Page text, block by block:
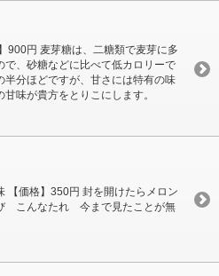
900円 麦芽糖は、二糖類で麦芽に多
で、砂糖などに比べて低カロリーで
分ほどですが、甘さには特有の味
味が貴方をとりこにします。
【価格】350円 封を開けたらメロン
こんなたれ 今まで見たことが無